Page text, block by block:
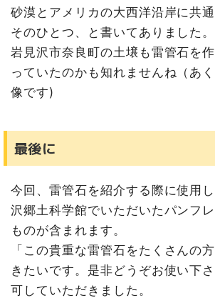
砂漠とアメリカの大西洋沿岸に共
そのひとつ、と書いてありました。
岩見沢市奈良町の土壌も雷管石を
っていたのかも知れませんね（あ
像です)
最後に
今回、雷管石を紹介する際に使用
沢郷土科学館でいただいたパンフ
ものが含まれます。
「この貴重な雷管石をたくさんの
きたいです。是非どうぞお使い下
可していただきました。